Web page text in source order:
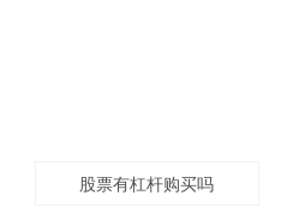
股票有杠杆购买吗